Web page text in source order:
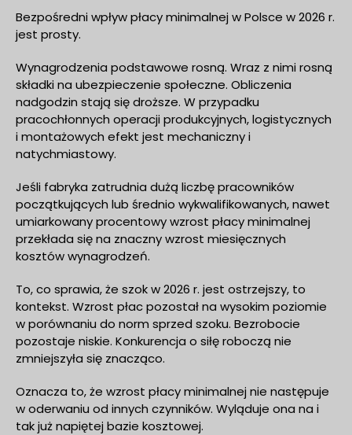
Bezpośredni wpływ płacy minimalnej w Polsce w 2026 r.
jest prosty.
Wynagrodzenia podstawowe rosną. Wraz z nimi rosną
składki na ubezpieczenie społeczne. Obliczenia
nadgodzin stają się droższe. W przypadku
pracochłonnych operacji produkcyjnych, logistycznych
i montażowych efekt jest mechaniczny i
natychmiastowy.
Jeśli fabryka zatrudnia dużą liczbę pracowników
początkujących lub średnio wykwalifikowanych, nawet
umiarkowany procentowy wzrost płacy minimalnej
przekłada się na znaczny wzrost miesięcznych
kosztów wynagrodzeń.
To, co sprawia, że szok w 2026 r. jest ostrzejszy, to
kontekst. Wzrost płac pozostał na wysokim poziomie
w porównaniu do norm sprzed szoku. Bezrobocie
pozostaje niskie. Konkurencja o siłę roboczą nie
zmniejszyła się znacząco.
Oznacza to, że wzrost płacy minimalnej nie następuje
w oderwaniu od innych czynników. Wyląduje ona na i
tak już napiętej bazie kosztowej.